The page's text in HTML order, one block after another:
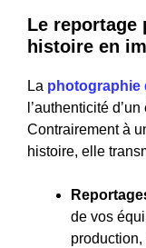
Le reportage
histoire en
La photographie
l’authenticité
Contrairement à
histoire, elle
de vos